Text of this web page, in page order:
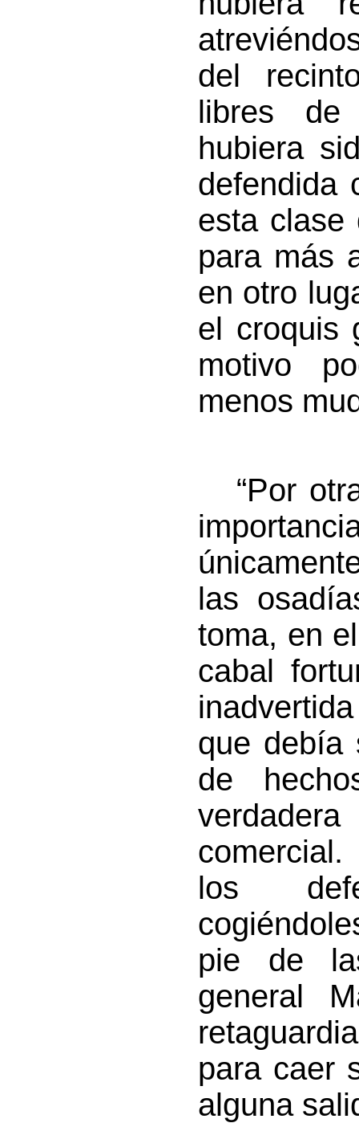
del
libres de
hubiera
defendida
esta clase
para más
en otro
el croquis
motivo
menos
“Por
las
toma, en
cabal
que debía
de
los
pie de
general
para caer
alguna